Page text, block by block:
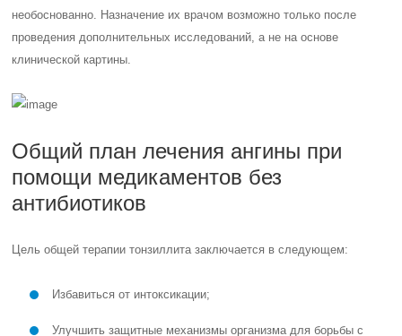
необоснованно. Назначение их врачом возможно только после
проведения дополнительных исследований, а не на основе
клинической картины.
Общий план лечения ангины при
помощи медикаментов без
антибиотиков
Цель общей терапии тонзиллита заключается в следующем:
Избавиться от интоксикации;
Улучшить защитные механизмы организма для борьбы с